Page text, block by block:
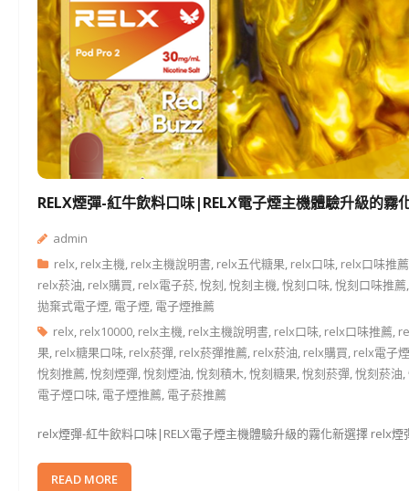
RELX煙彈-紅牛飲料口味|RELX電子煙主機體驗升級的霧
admin
relx, relx主機, relx主機說明書, relx五代糖果, relx口味, relx口味推薦
relx菸油, relx購買, relx電子菸,悅刻,悅刻主機,悅刻口味,悅刻口味推薦
拋棄式電子煙, 電子煙, 電子煙推薦
relx, relx10000, relx主機, relx主機說明書, relx口味, relx口味推薦,
果, relx糖果口味, relx菸彈, relx菸彈推薦, relx菸油, relx購買, relx電子煙
悅刻推薦,悅刻煙彈,悅刻煙油,悅刻積木,悅刻糖果,悅刻菸彈,悅刻菸油,
電子煙口味, 電子煙推薦, 電子菸推薦
relx煙彈-紅牛飲料口味|RELX電子煙主機體驗升級的霧化新選擇 relx
READ MORE